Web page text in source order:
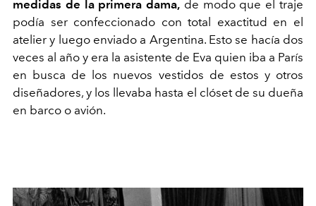
medidas de la primera dama, de modo que el traje
podía ser confeccionado con total exactitud en el
atelier y luego enviado a Argentina. Esto se hacía dos
veces al año y era la asistente de Eva quien iba a París
en busca de los nuevos vestidos de estos y otros
diseñadores, y los llevaba hasta el clóset de su dueña
en barco o avión.